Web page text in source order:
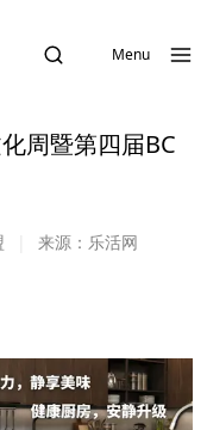
Menu
周暨第四届BC
来源： 乐活网